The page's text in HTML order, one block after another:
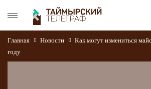
Главная Новости
Как могут измениться
году